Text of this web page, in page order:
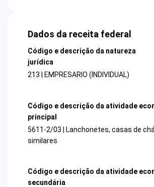
Dados da receita federal
Código e descrição da natureza
jurídica
213 | EMPRESARIO (INDIVIDUAL)
Código e descrição da atividade
principal
5611-2/03 | Lanchonetes, casas de
similares
Código e descrição da atividade
secundária